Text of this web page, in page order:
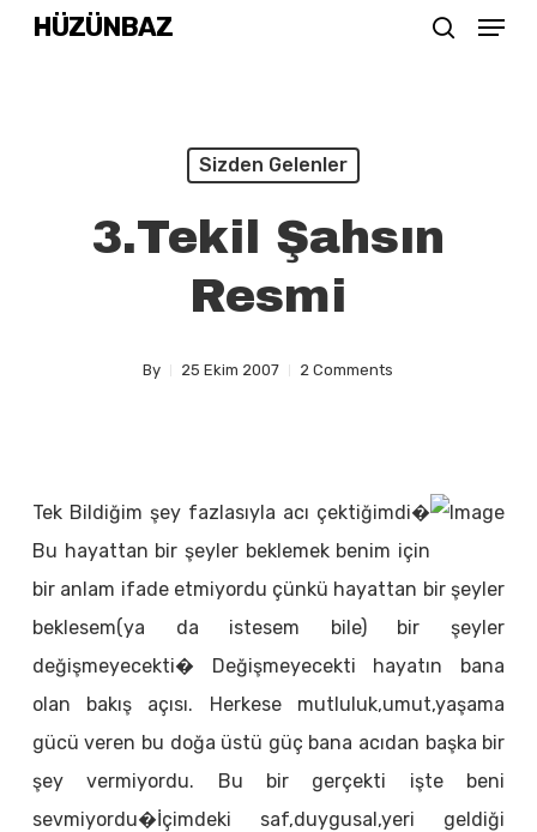
SkipHÜZÜNBAZ Menu
Sizden Gelenler
3.Tekil Şahsın
Resmi
By 25 Ekim 2007 2 Comments
Tek Bildiğim şey fazlasıyla acı çektiğimdi�
Bu hayattan bir şeyler beklemek benim için
bir anlam ifade etmiyordu çünkü hayattan bir şeyler
beklesem(ya da istesem bile) bir şeyler
değişmeyecekti� Değişmeyecekti hayatın bana
olan bakış açısı. Herkese mutluluk,umut,yaşama
gücü veren bu doğa üstü güç bana acıdan başka bir
şey vermiyordu. Bu bir gerçekti işte beni
sevmiyordu�İçimdeki saf,duygusal,yeri geldiği